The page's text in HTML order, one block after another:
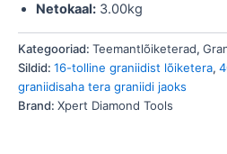
Netokaal: 3.00kg
Kategooriad: Teemantlõiketerad,
Sildid: 16-tolline graniidist lõiketera,
graniidisaha tera graniidi jaoks
Brand: Xpert Diamond Tools